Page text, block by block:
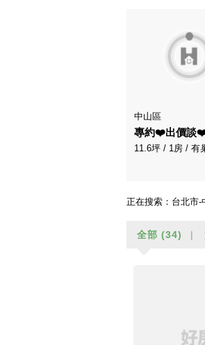
中山區
11.6坪 / 1房 / 有
正在搜索： 台北市-
全部 (34)